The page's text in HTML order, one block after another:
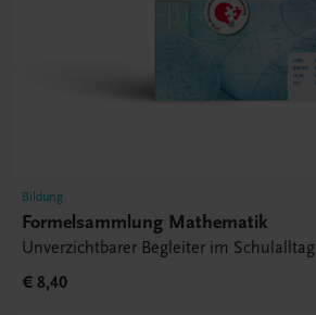
Bildung
Formelsammlung Mathematik
Unverzichtbarer Begleiter im Schulalltag
€ 8,40